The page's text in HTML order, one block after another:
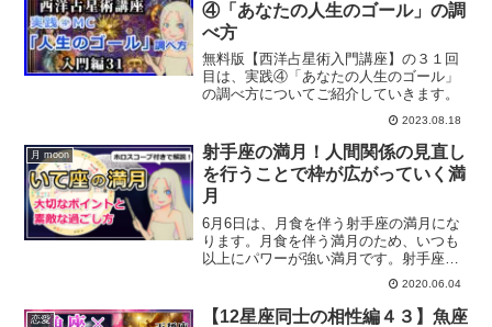
④「あなたの人生のゴール」の調
べ方
無料版【西洋占星術入門講座】の３１回
目は、実践④「あなたの人生のゴール」
の調べ方についてご紹介していきます。
2023.08.18
月 moon
射手座の満月！人間関係の見直し
を行うことで枠が広がっていく満
月
6月6日は、月食を伴う射手座の満月にな
ります。月食を伴う満月のため、いつも
以上にパワーが強い満月です。射手座の
満月の詳細情報をホロスコープを交えて
解説していきます。射手座の満月の過ご
し方とは？
2020.06.04
恋愛
【12星座同士の相性編４３】魚座